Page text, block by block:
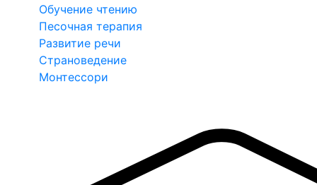
Обучение чтению
Песочная терапия
Развитие речи
Страноведение
Монтессори